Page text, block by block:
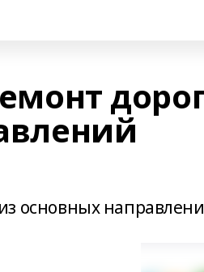
основных